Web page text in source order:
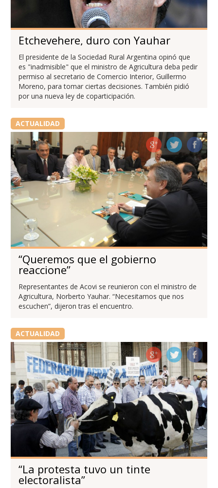
Etchevehere, duro con Yauhar
El presidente de la Sociedad Rural Argentina opinó que
es "inadmisible" que el ministro de Agricultura deba pedir
permiso al secretario de Comercio Interior, Guillermo
Moreno, para tomar ciertas decisiones. También pidió
por una nueva ley de coparticipación.
ACTUALIDAD
“Queremos que el gobierno
reaccione”
Representantes de Acovi se reunieron con el ministro de
Agricultura, Norberto Yauhar. “Necesitamos que nos
escuchen”, dijeron tras el encuentro.
ACTUALIDAD
“La protesta tuvo un tinte
electoralista”